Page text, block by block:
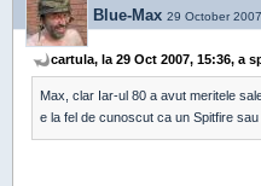
Blue-Max 29 October
cartula, la 29 Oct 2007, 15:36, a
Max, clar Iar-ul 80 a avut meritele
e la fel de cunoscut ca un Spitfire